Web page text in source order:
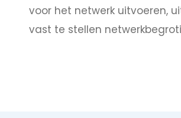
voor het netwerk uitvoeren,
vast te stellen